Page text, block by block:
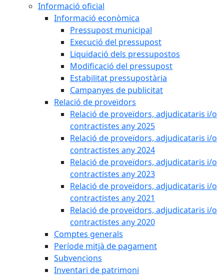
Informació oficial
Informació econòmica
Pressupost municipal
Execució del pressupost
Liquidació dels pressupostos
Modificació del pressupost
Estabilitat pressupostària
Campanyes de publicitat
Relació de proveïdors
Relació de proveïdors, adjudicataris i/o
contractistes any 2025
Relació de proveïdors, adjudicataris i/o
contractistes any 2024
Relació de proveïdors, adjudicataris i/o
contractistes any 2023
Relació de proveïdors, adjudicataris i/o
contractistes any 2021
Relació de proveïdors, adjudicataris i/o
contractistes any 2020
Comptes generals
Període mitjà de pagament
Subvencions
Inventari de patrimoni